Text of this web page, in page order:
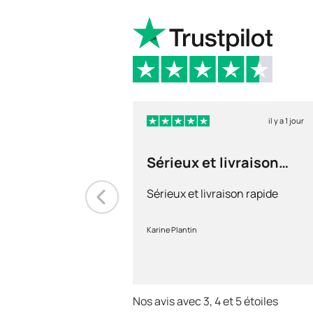
il y a 1 jour
Sérieux et livraison
Sérieux et livraison rapide
Karine Plantin
Nos avis avec 3, 4 et 5 étoiles